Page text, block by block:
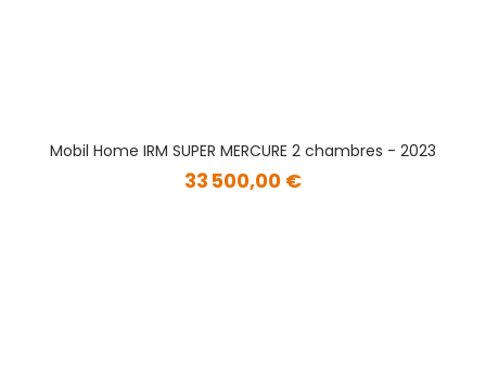
Mobil Home IRM SUPER MERCURE 2 chambres - 2023
33 500,00 €